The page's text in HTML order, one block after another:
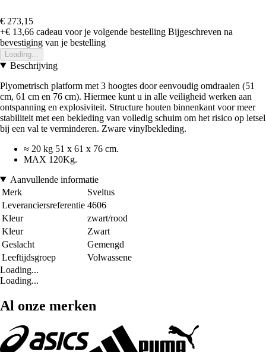
€ 273,15
+€ 13,66 cadeau voor je volgende bestelling Bijgeschreven na
bevestiging van je bestelling
Loading...
Beschrijving
Plyometrisch platform met 3 hoogtes door eenvoudig omdraaien (51
cm, 61 cm en 76 cm). Hiermee kunt u in alle veiligheid werken aan
ontspanning en explosiviteit. Structure houten binnenkant voor meer
stabiliteit met een bekleding van volledig schuim om het risico op letsel
bij een val te verminderen. Zware vinylbekleding.
≈ 20 kg 51 x 61 x 76 cm.
MAX 120Kg.
Aanvullende informatie
Merk
Sveltus
Leveranciersreferentie 4606
Kleur
zwart/rood
Kleur
Zwart
Geslacht
Gemengd
Leeftijdsgroep
Volwassene
Loading...
Loading...
Al onze merken